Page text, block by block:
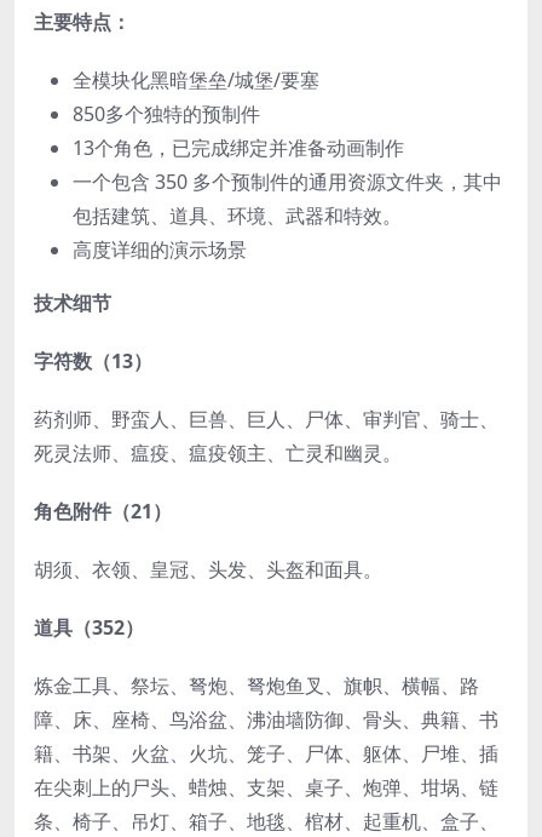
主要特点：
全模块化黑暗堡垒/城堡/要塞
850多个独特的预制件
13个角色，已完成绑定并准备动画制作
一个包含 350 多个预制件的通用资源文件夹，其中
包括建筑、道具、环境、武器和特效。
高度详细的演示场景
技术细节
字符数（13）
药剂师、野蛮人、巨兽、巨人、尸体、审判官、骑士、
死灵法师、瘟疫、瘟疫领主、亡灵和幽灵。
角色附件（21）
胡须、衣领、皇冠、头发、头盔和面具。
道具（352）
炼金工具、祭坛、弩炮、弩炮鱼叉、旗帜、横幅、路
障、床、座椅、鸟浴盆、沸油墙防御、骨头、典籍、书
籍、书架、火盆、火坑、笼子、尸体、躯体、尸堆、插
在尖刺上的尸头、蜡烛、支架、桌子、炮弹、坩埚、链
条、椅子、吊灯、箱子、地毯、棺材、起重机、盒子、